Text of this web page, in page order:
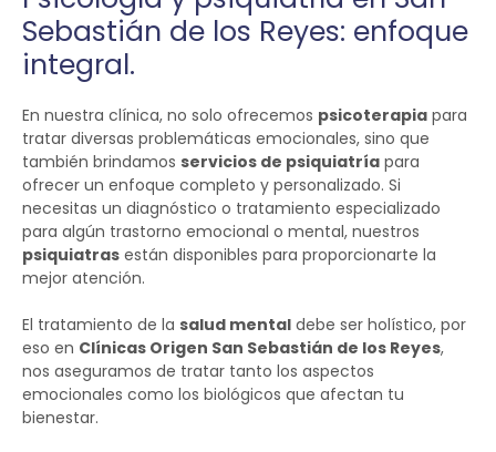
Sebastián de los Reyes: enfoque
integral.
En nuestra clínica, no solo ofrecemos psicoterapia para
tratar diversas problemáticas emocionales, sino que
también brindamos servicios de psiquiatría para
ofrecer un enfoque completo y personalizado. Si
necesitas un diagnóstico o tratamiento especializado
para algún trastorno emocional o mental, nuestros
psiquiatras están disponibles para proporcionarte la
mejor atención.
El tratamiento de la salud mental debe ser holístico, por
eso en Clínicas Origen San Sebastián de los Reyes,
nos aseguramos de tratar tanto los aspectos
emocionales como los biológicos que afectan tu
bienestar.